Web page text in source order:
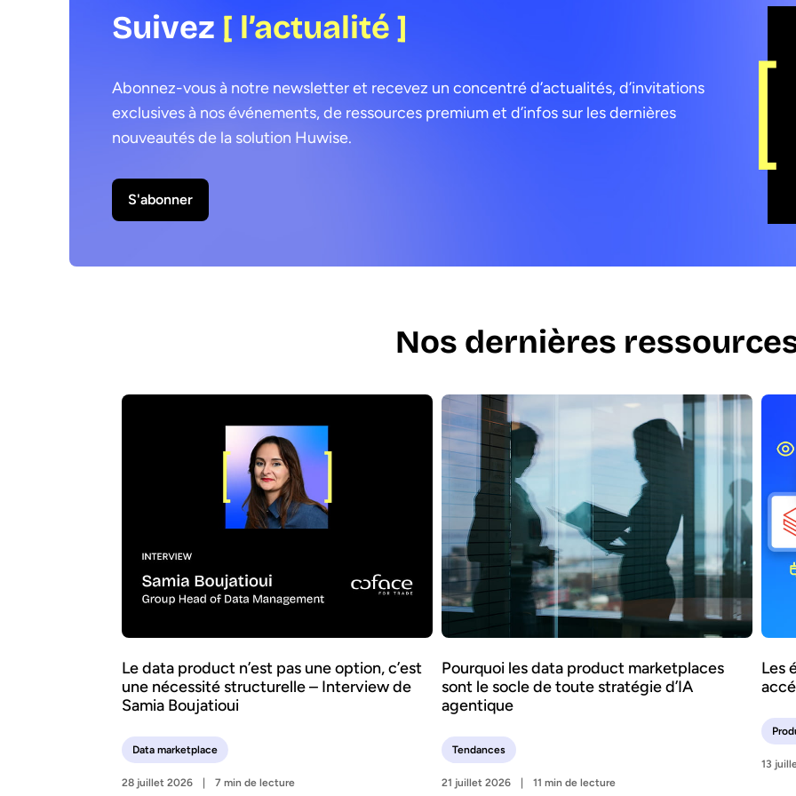
Suivez [ l’actualité ]
Abonnez-vous à notre newsletter et recevez un concentré d’actualités, d’invitations
exclusives à nos événements, de ressources premium et d’infos sur les dernières
nouveautés de la solution Huwise.
S'abonner
Nos dernières
Le data product n’est pas une option, c’est
une nécessité structurelle – Interview de
Samia Boujatioui
Data marketplace
28 juillet 2026 7 min de lecture
Pourquoi les data product marketplaces
sont le socle de toute stratégie d’IA
agentique
Tendances
21 juillet 2026 11 min de lecture
Les
13